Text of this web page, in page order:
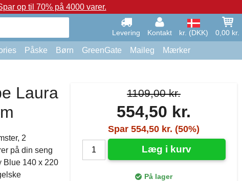
op til 70% på 4000 varer.
Levering Kontakt kr. (DKK) 0,00 kr.
Påske Børn GreenGate Maileg Mærker
1109,00 kr.
554,50 kr.
Spar 554,50 kr. (50%)
Læg i kurv
På lager
Laura
2
på din seng
Blue 140 x 220